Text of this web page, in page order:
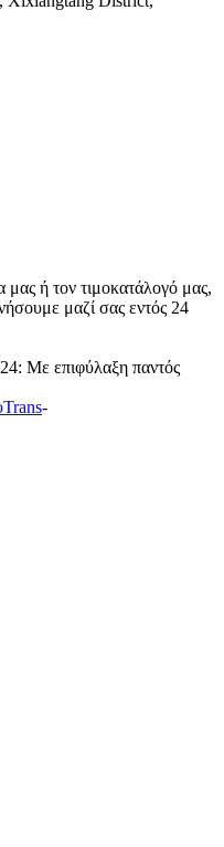
μας ή τον τιμοκατάλογό μας,
μαζί σας εντός 24
Με επιφύλαξη παντός
-